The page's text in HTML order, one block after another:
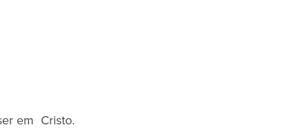
em Cristo.